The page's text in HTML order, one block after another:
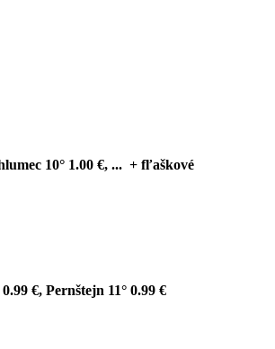
10° 1.00 €, ... + fľaškové
€, Pernštejn 11° 0.99 €